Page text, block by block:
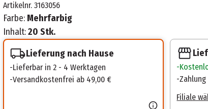
Artikelnr. 3163056
Farbe: Mehrfarbig
Inhalt:20 Stk.
Lieferung nach Hause
Lieferbar in 2 - 4 Werktagen
Versandkostenfrei ab 49,00 €
Filiale